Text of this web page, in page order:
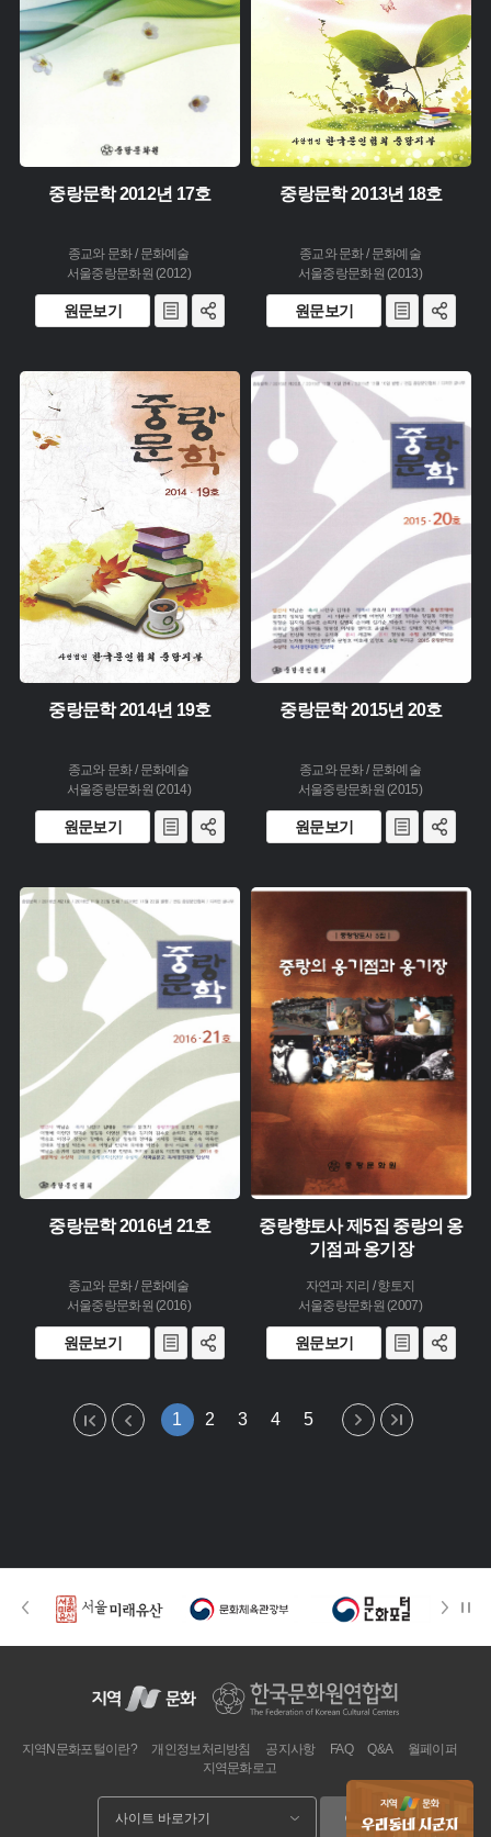
중랑문학 2012년 17호
종교와 문화 / 문화예술
서울중랑문화원 (2012)
원문보기
중랑문학 2013년 18호
종교와 문화 / 문화예술
서울중랑문화원 (2013)
원문보기
주제 :
생산 :
소장 :
중랑문학 2014년 19호
종교와 문화 / 문화예술
서울중랑문화원 (2014)
원문보기
주제 :
유형 :
중랑문학 2015년 20호
종교와 문화 / 문화예술
서울중랑문화원 (2015)
원문보기
주제 :
유형 :
중랑문학 2016년 21호
종교와 문화 / 문화예술
서울중랑문화원 (2016)
원문보기
주제 :
유형 :
발행 :
생산 :
소장 :
중랑향토사 제5집 중랑의 옹
기점과 옹기장
자연과 지리 / 향토지
서울중랑문화원 (2007)
원문보기
1 2 3 4 5
이동
지역N문화포털이란? 개인정보처리방침 공지사항 FAQ Q&A
월페이퍼
지역문화로고